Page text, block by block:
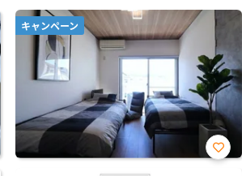
キャンペーン
お気